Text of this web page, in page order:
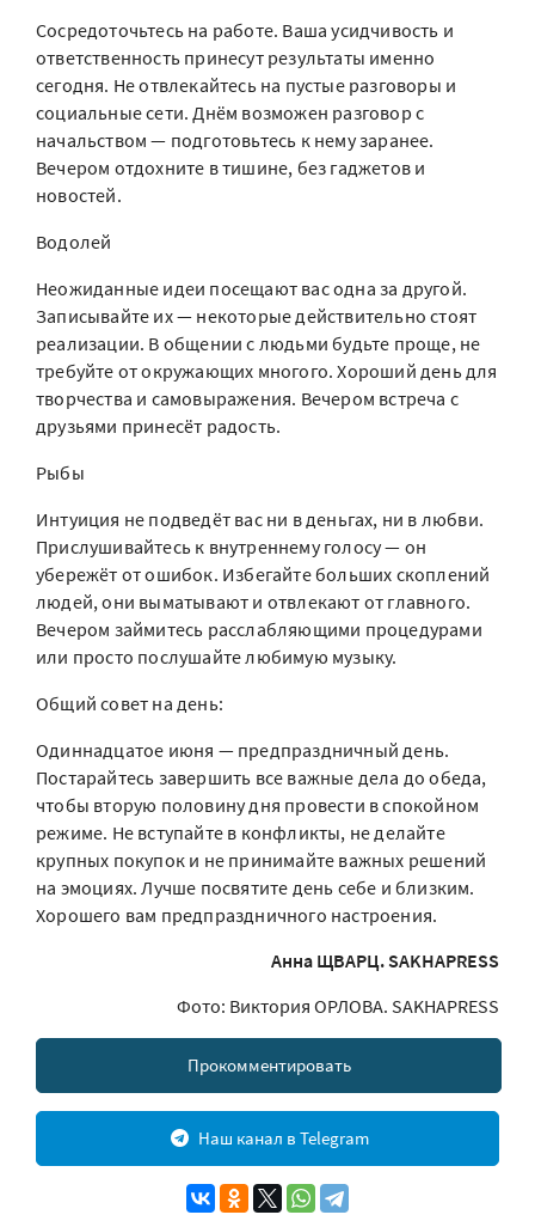
Сосредоточьтесь на работе. Ваша усидчивость и
ответственность принесут результаты именно
сегодня. Не отвлекайтесь на пустые разговоры и
социальные сети. Днём возможен разговор с
начальством — подготовьтесь к нему заранее.
Вечером отдохните в тишине, без гаджетов и
новостей.
Водолей
Неожиданные идеи посещают вас одна за другой.
Записывайте их — некоторые действительно стоят
реализации. В общении с людьми будьте проще, не
требуйте от окружающих многого. Хороший день для
творчества и самовыражения. Вечером встреча с
друзьями принесёт радость.
Рыбы
Интуиция не подведёт вас ни в деньгах, ни в любви.
Прислушивайтесь к внутреннему голосу — он
убережёт от ошибок. Избегайте больших скоплений
людей, они выматывают и отвлекают от главного.
Вечером займитесь расслабляющими процедурами
или просто послушайте любимую музыку.
Общий совет на день:
Одиннадцатое июня — предпраздничный день.
Постарайтесь завершить все важные дела до обеда,
чтобы вторую половину дня провести в спокойном
режиме. Не вступайте в конфликты, не делайте
крупных покупок и не принимайте важных решений
на эмоциях. Лучше посвятите день себе и близким.
Хорошего вам предпраздничного настроения.
Анна ЩВАРЦ. SAKHAPRESS
Фото: Виктория ОРЛОВА. SAKHAPRESS
Прокомментировать
Наш канал в Telegram